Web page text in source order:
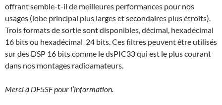
offrant semble-t-il de meilleures performances pour nos
usages (lobe principal plus larges et secondaires plus étroits).
Trois formats de sortie sont disponibles, décimal, hexadécimal
16 bits ou hexadécimal 24 bits. Ces filtres peuvent être utilisés
sur des DSP 16 bits comme le dsPIC33 qui est le plus courant
dans nos montages radioamateurs.
Merci à DF5SF pour l’information.